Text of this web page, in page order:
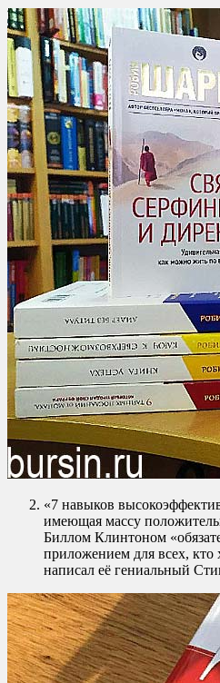
«7 навыков
имеющая массу
Биллом Клинтоном
приложением для всех, кто
написал её гениальный